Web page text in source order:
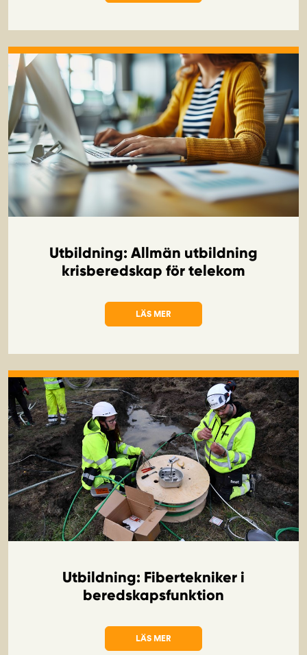
OM UTBILDNING: NÄTVERKSTEKNIKER I
Utbildning: Allmän utbildning
krisberedskap för telekom
LÄS MER
OM UTBILDNING: ALLMÄN UTBILDNING
Utbildning: Fibertekniker i
beredskapsfunktion
LÄS MER
OM UTBILDNING: FIBERTEKNIKER I